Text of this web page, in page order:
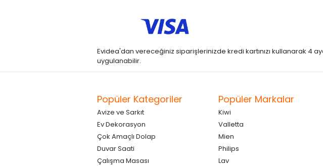
Evidea'dan vereceğiniz siparişlerinizde kredi kartınızı kullanarak 4
uygulanabilir.
Popüler Kategoriler
Avize ve Sarkıt
Ev Dekorasyon
Çok Amaçlı Dolap
Duvar Saati
Çalışma Masası
Popüler Markalar
Kiwi
Valletta
Mien
Philips
Lav